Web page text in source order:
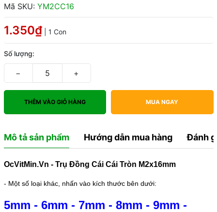
Mã SKU: YM2CC16
1.350₫ | 1 Con
Số lượng:
− +
THÊM VÀO GIỎ HÀNG MUA NGAY
Mô tả sản phẩm Hướng dẫn mua hàng Đánh
OcVitMin.Vn - Trụ Đồng Cái Cái Tròn M2x16mm
- Một số loại khác, nhấn vào kích thước bên dưới:
5mm - 6mm - 7mm - 8mm - 9mm -